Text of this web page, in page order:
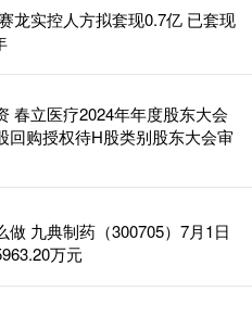
龙实控人方拟套现0.7亿 已套现
春立医疗2024年年度股东大会
回购授权待H股类别股东大会审
做 九典制药（300705）7月1日
万元